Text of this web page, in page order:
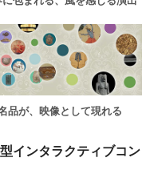
品が、映像として現れる
インタラクティブコン